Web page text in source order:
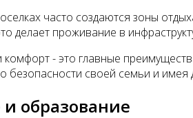
часто создаются зоны
делает проживание в
комфорт - это главные
безопасности своей семьи и
и образование